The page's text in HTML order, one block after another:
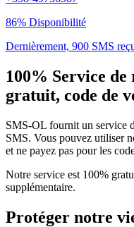
86% Disponibilité
Dernièrement, 900 SMS
100% Service
gratuit, code de
SMS-OL fournit un service
SMS. Vous pouvez utiliser
et ne payez pas pour les
Notre service est 100%
supplémentaire.
Protéger notre